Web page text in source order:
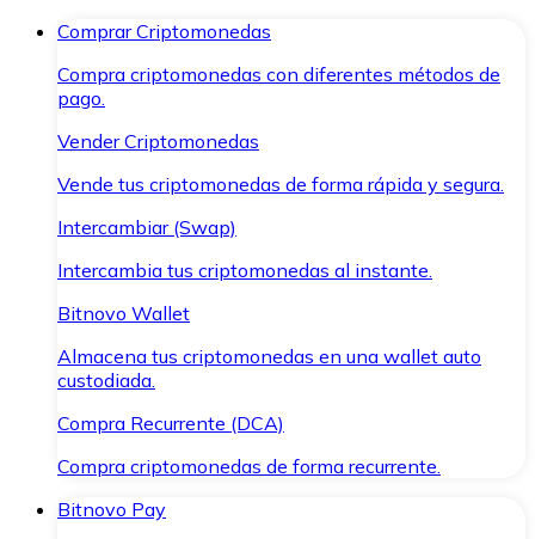
Comprar Criptomonedas
Compra criptomonedas con diferentes métodos de
pago.
Vender Criptomonedas
Vende tus criptomonedas de forma rápida y segura.
Intercambiar (Swap)
Intercambia tus criptomonedas al instante.
Bitnovo Wallet
Almacena tus criptomonedas en una wallet auto
custodiada.
Compra Recurrente (DCA)
Compra criptomonedas de forma recurrente.
Bitnovo Pay